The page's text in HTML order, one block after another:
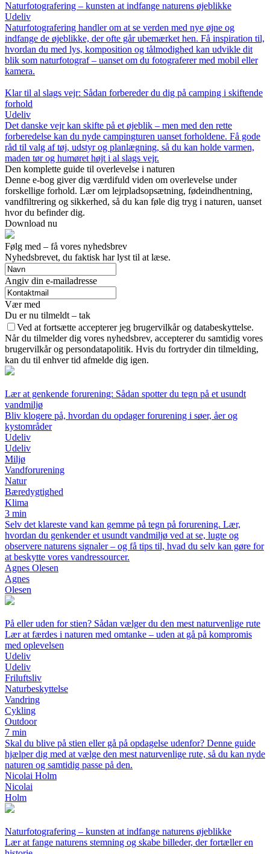
Naturfotografering – kunsten at indfange naturens øjeblikke
Udeliv
Naturfotografering handler om at se verden med nye øjne og
indfange de øjeblikke, der ofte går ubemærket hen. Få inspiration til,
hvordan du med lys, komposition og tålmodighed kan udvikle dit
blik som naturfotograf – uanset om du fotograferer med mobil eller
kamera.
Klar til al slags vejr: Sådan forbereder du dig på camping i skiftende
forhold
Udeliv
Det danske vejr kan skifte på et øjeblik – men med den rette
forberedelse kan du nyde campingturen uanset forholdene. Få gode
råd til valg af tøj, udstyr og planlægning, så du kan holde varmen,
maden tør og humøret højt i al slags vejr.
Den komplette guide til overlevelse i naturen
Denne e-bog giver dig værdifuld viden om overlevelse under
forskellige forhold. Lær om lejrpladsopsætning, fødeindhentning,
vandfiltrering og sikkerhed, så du kan føle dig tryg i naturen, uanset
hvor du befinder dig.
Download nu
Følg med – få vores nyhedsbrev
Nyhedsbrevet, du faktisk har lyst til at læse.
Angiv din e-mailadresse
Vær med
Du er nu tilmeldt – tak
Ved at fortsætte accepterer jeg brugervilkår og databeskyttelse.
Når du tilmelder dig vores nyhedsbrev, accepterer du samtidig vores
brugervilkår og persondatapolitik. Hvis du fortryder din tilmelding,
kan du til enhver tid afmelde dig igen.
Lær at genkende forurening: Sådan spotter du tegn på et usundt
vandmiljø
Bliv klogere på, hvordan du opdager forurening i søer, åer og
kystområder
Udeliv
Udeliv
Miljø
Vandforurening
Natur
Bæredygtighed
Klima
3 min
Selv det klareste vand kan gemme på tegn på forurening. Lær,
hvordan du genkender et usundt vandmiljø ved at se, lugte og
observere naturens signaler – og få tips til, hvad du selv kan gøre for
at beskytte vores vandressourcer.
Agnes Olesen
Agnes
Olesen
På eller uden for stien? Sådan vælger du den mest naturvenlige rute
Lær at færdes i naturen med omtanke – uden at gå på kompromis
med oplevelsen
Udeliv
Udeliv
Friluftsliv
Naturbeskyttelse
Vandring
Cykling
Outdoor
7 min
Skal du blive på stien eller gå på opdagelse udenfor? Denne guide
hjælper dig med at vælge den mest naturvenlige rute, så du kan nyde
naturen og samtidig passe på den.
Nicolai Holm
Nicolai
Holm
Naturfotografering – kunsten at indfange naturens øjeblikke
Lær at fange naturens stemning og skabe billeder, der fortæller en